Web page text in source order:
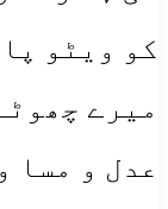
کو ویٹو
میرے
عدل و مسا